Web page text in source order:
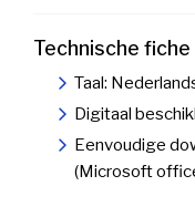
Technische fiche
Taal:
Digitaal
Eenvoudige
(Microsoft